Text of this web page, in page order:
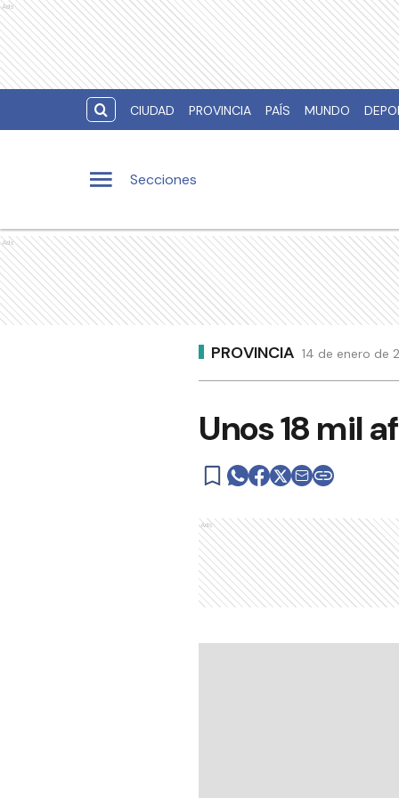
Ads
CIUDAD PROVINCIA PAÍS MUNDO
Secciones
Ads
PROVINCIA 14 de enero de
Unos 18 mil
Ads